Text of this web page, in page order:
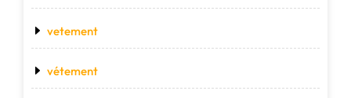
vetement
vétement